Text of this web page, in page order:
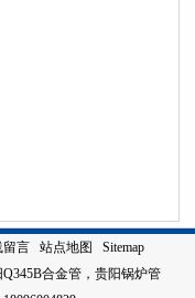
留言 站点地图
Sitemap
Q345B合金管 ， 贵阳锅炉管